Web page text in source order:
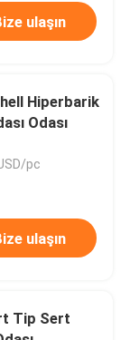
ulaşın
Hiperbarik
Odası
pc
ulaşın
Tip Sert